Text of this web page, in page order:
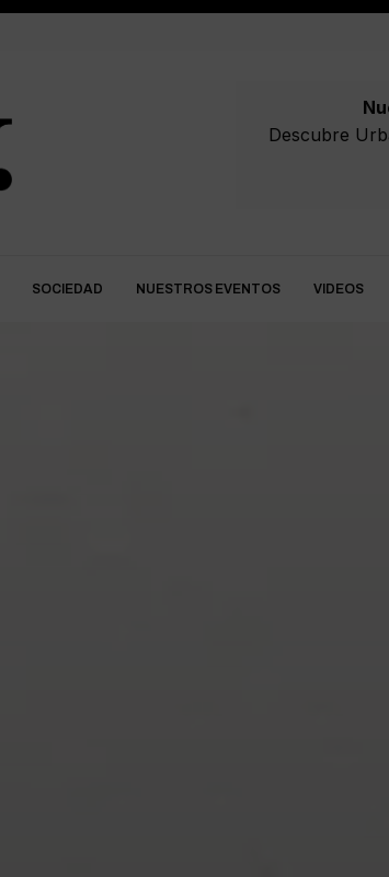
Descubre
SOCIEDAD NUESTROS EVENTOS VIDEOS